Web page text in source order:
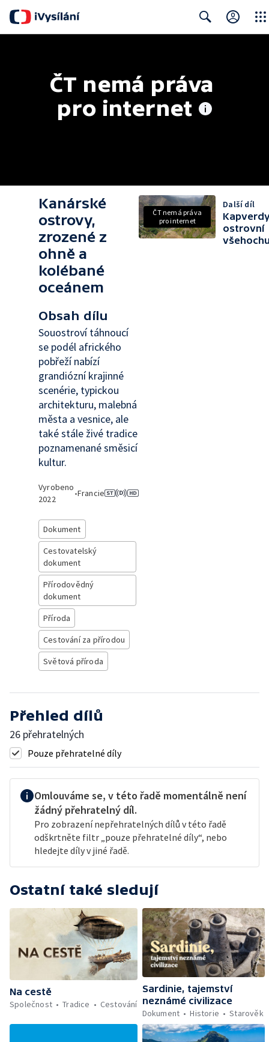
ČT nemá práva
pro internet
Kanárské
ostrovy,
zrozené z
ohně a
kolébané
oceánem
Obsah dílu
Souostroví táhnoucí
se podél afrického
pobřeží nabízí
grandiózní krajinné
scenérie, typickou
architekturu, malebná
města a vesnice, ale
také stále živé tradice
poznamenané směsicí
kultur.
Vyrobeno
2022
•Francie
Dokument
Cestovatelský
dokument
Přírodovědný
dokument
Příroda
Cestování za přírodou
Světová příroda
ČT nemá práva
pro internet
Další díl
ostrovní
Přehled dílů
26 přehratelných
Pouze přehratelné díly
Omlouváme se, v této řadě momentálně není
žádný přehratelný díl.
Pro zobrazení nepřehratelných dílů v této řadě
odškrtněte filtr „pouze přehratelné díly“, nebo
hledejte díly v jiné řadě.
Ostatní také sledují
Na cestě
Společnost
Tradice Cestování
Sardinie, tajemství
neznámé civilizace
Dokument
Historie Starověk